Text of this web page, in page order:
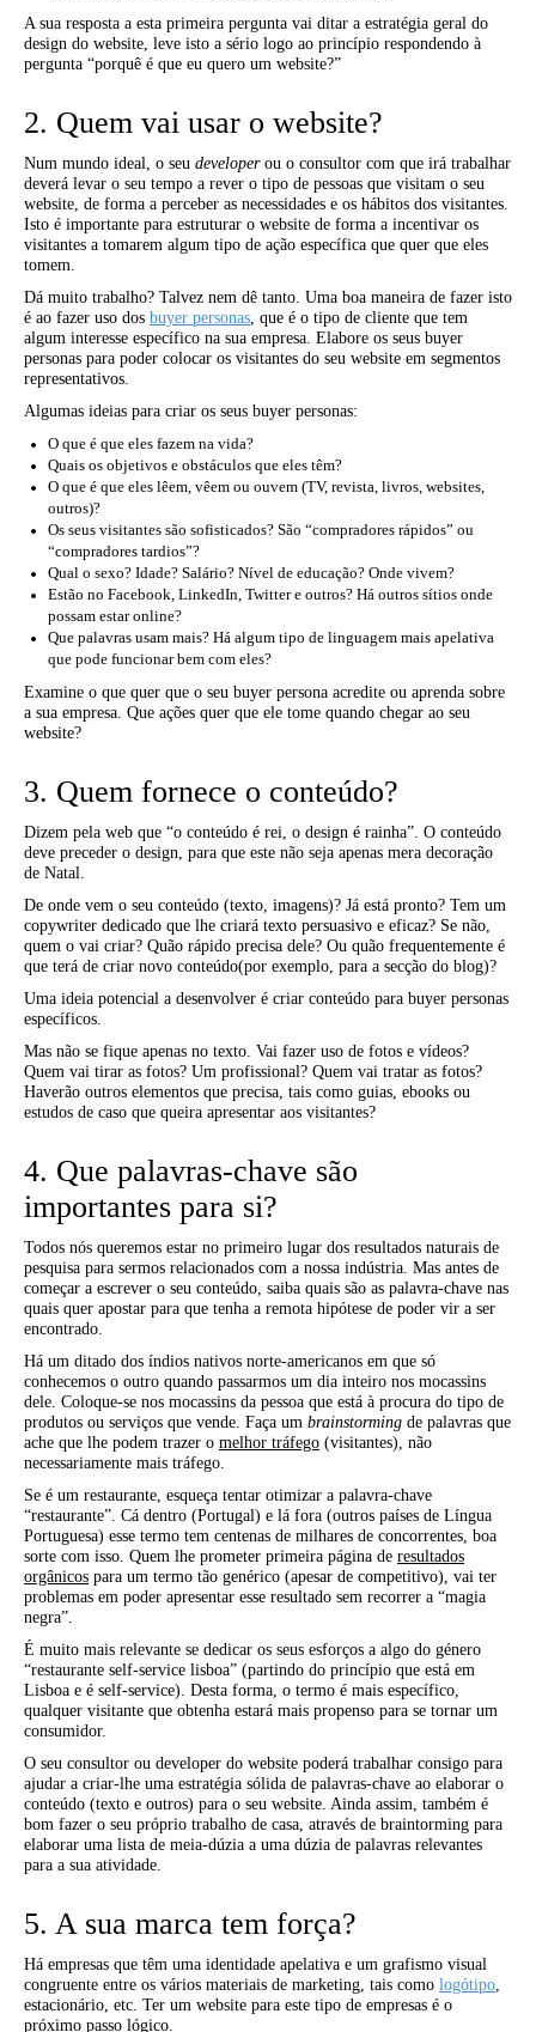
A sua resposta a esta primeira pergunta vai ditar a estratégia geral do
design do website, leve isto a sério logo ao princípio respondendo à
pergunta “porquê é que eu quero um website?”
2. Quem vai usar o website?
Num mundo ideal, o seu developerou o consultor com que irá trabalhar
deverá levar o seu tempo a rever o tipo de pessoas que visitam o seu
website, de forma a perceber as necessidades e os hábitos dos visitantes.
Isto é importante para estruturar o website de forma a incentivar os
visitantes a tomarem algum tipo de ação específica que quer que eles
tomem.
Dá muito trabalho? Talvez nem dê tanto. Uma boa maneira de fazer isto
é ao fazer uso dos buyer personas, que é o tipo de cliente que tem
algum interesse específico na sua empresa. Elabore os seus buyer
personas para poder colocar os visitantes do seu website em segmentos
representativos.
Algumas ideias para criar os seus buyer personas:
O que é que eles fazem na vida?
Quais os objetivos e obstáculos que eles têm?
O que é que eles lêem, vêem ou ouvem (TV, revista, livros, websites,
outros)?
Os seus visitantes são sofisticados? São “compradores rápidos” ou
“compradores tardios”?
Qual o sexo? Idade? Salário? Nível de educação? Onde vivem?
Estão no Facebook, LinkedIn, Twitter e outros? Há outros sítios onde
possam estar online?
Que palavras usam mais? Há algum tipo de linguagem mais apelativa
que pode funcionar bem com eles?
Examine o que quer que o seu buyer persona acredite ou aprenda sobre
a sua empresa. Que ações quer que ele tome quando chegar ao seu
website?
3. Quem fornece o conteúdo?
Dizem pela web que “o conteúdo é rei, o design é rainha”. O conteúdo
deve preceder o design, para que este não seja apenas mera decoração
de Natal.
De onde vem o seu conteúdo (texto, imagens)? Já está pronto? Tem um
copywriter dedicado que lhe criará texto persuasivo e eficaz? Se não,
quem o vai criar? Quão rápido precisa dele? Ou quão frequentemente é
que terá de criar novo conteúdo(por exemplo, para a secção do blog)?
Uma ideia potencial a desenvolver é criar conteúdo para buyer personas
específicos.
Mas não se fique apenas no texto. Vai fazer uso de fotos e vídeos?
Quem vai tirar as fotos? Um profissional? Quem vai tratar as fotos?
Haverão outros elementos que precisa, tais como guias, ebooks ou
estudos de caso que queira apresentar aos visitantes?
4. Que palavras-chave são
importantes para si?
Todos nós queremos estar no primeiro lugar dos resultados naturais de
pesquisa para sermos relacionados com a nossa indústria. Mas antes de
começar a escrever o seu conteúdo, saiba quais são as palavra-chave nas
quais quer apostar para que tenha a remota hipótese de poder vir a ser
encontrado.
Há um ditado dos índios nativos norte-americanos em que só
conhecemos o outro quando passarmos um dia inteiro nos mocassins
dele. Coloque-se nos mocassins da pessoa que está à procura do tipo de
produtos ou serviços que vende. Faça um brainstorming de palavras que
ache que lhe podem trazer o melhor tráfego (visitantes), não
necessariamente mais tráfego.
Se é um restaurante, esqueça tentar otimizar a palavra-chave
“restaurante”. Cá dentro (Portugal) e lá fora (outros países de Língua
Portuguesa) esse termo tem centenas de milhares de concorrentes, boa
sorte com isso. Quem lhe prometer primeira página de resultados
orgânicos para um termo tão genérico (apesar de competitivo), vai ter
problemas em poder apresentar esse resultado sem recorrer a “magia
negra”.
É muito mais relevante se dedicar os seus esforços a algo do género
“restaurante self-service lisboa” (partindo do princípio que está em
Lisboa e é self-service). Desta forma, o termo é mais específico,
qualquer visitante que obtenha estará mais propenso para se tornar um
consumidor.
O seu consultor ou developer do website poderá trabalhar consigo para
ajudar a criar-lhe uma estratégia sólida de palavras-chave ao elaborar o
conteúdo (texto e outros) para o seu website. Ainda assim, também é
bom fazer o seu próprio trabalho de casa, através de braintorming para
elaborar uma lista de meia-dúzia a uma dúzia de palavras relevantes
para a sua atividade.
5. A sua marca tem força?
Há empresas que têm uma identidade apelativa e um grafismo visual
congruente entre os vários materiais de marketing, tais como logótipo,
estacionário, etc. Ter um website para este tipo de empresas é o
próximo passo lógico.